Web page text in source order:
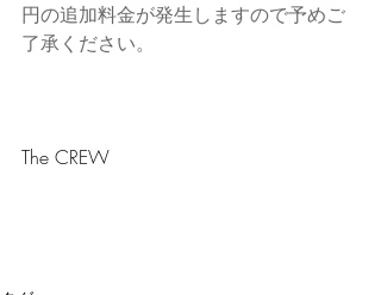
円の追加料金が発生しますので予めご
了承ください。
The CREW